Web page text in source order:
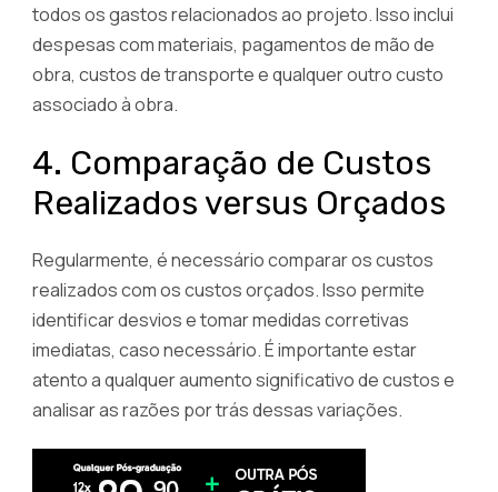
todos os gastos relacionados ao projeto. Isso inclui
despesas com materiais, pagamentos de mão de
obra, custos de transporte e qualquer outro custo
associado à obra.
4. Comparação de Custos
Realizados versus Orçados
Regularmente, é necessário comparar os custos
realizados com os custos orçados. Isso permite
identificar desvios e tomar medidas corretivas
imediatas, caso necessário. É importante estar
atento a qualquer aumento significativo de custos e
analisar as razões por trás dessas variações.